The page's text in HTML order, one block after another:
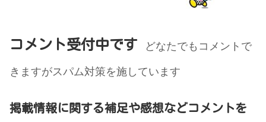
コメント受付中です
どなたでもコメントで
きますがスパム対策を施しています
掲載情報に関する補足や感想などコメントを